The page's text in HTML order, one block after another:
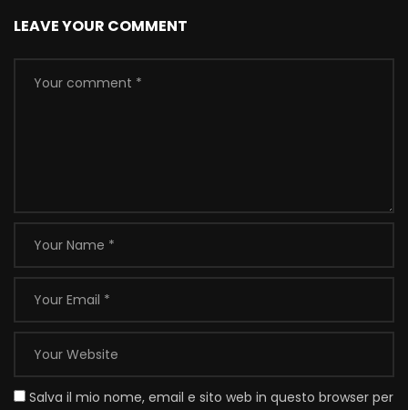
LEAVE YOUR COMMENT
Salva il mio nome, email e sito web in questo browser per